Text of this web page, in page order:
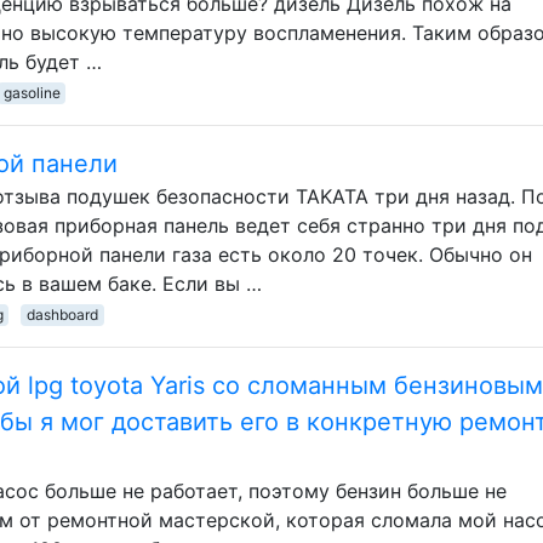
высокую температуру воспламенения. Таким
будет …
gasoline
панели
подушек безопасности TAKATA три дня назад.
приборная панель ведет себя странно три дня
панели газа есть около 20 точек. Обычно он
в вашем баке. Если вы …
dashboard
lpg toyota Yaris со сломанным бензиновым
я мог доставить его в конкретную
больше не работает, поэтому бензин больше не
от ремонтной мастерской, которая сломала мой